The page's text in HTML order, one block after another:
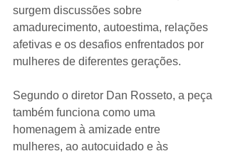
surgem discussões sobre
amadurecimento, autoestima, relações
afetivas e os desafios enfrentados por
mulheres de diferentes gerações.
Segundo o diretor Dan Rosseto, a peça
também funciona como uma
homenagem à amizade entre
mulheres, ao autocuidado e às